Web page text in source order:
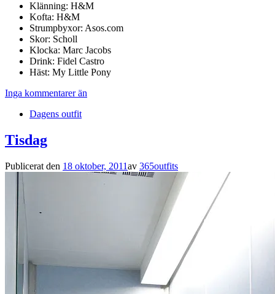
Klänning: H&M
Kofta: H&M
Strumpbyxor: Asos.com
Skor: Scholl
Klocka: Marc Jacobs
Drink: Fidel Castro
Häst: My Little Pony
Inga kommentarer än
Dagens outfit
Tisdag
Publicerat den 18 oktober, 2011av 365outfits